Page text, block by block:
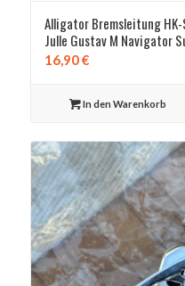
Alligator Bremsleitung HK-
Julle Gustav M Navigator
16,90€
In den Warenkorb